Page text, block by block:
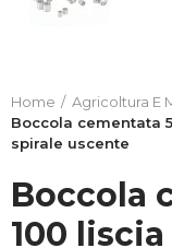
Home
Agricoltura E
Boccola cementata
spirale uscente
Boccola
100